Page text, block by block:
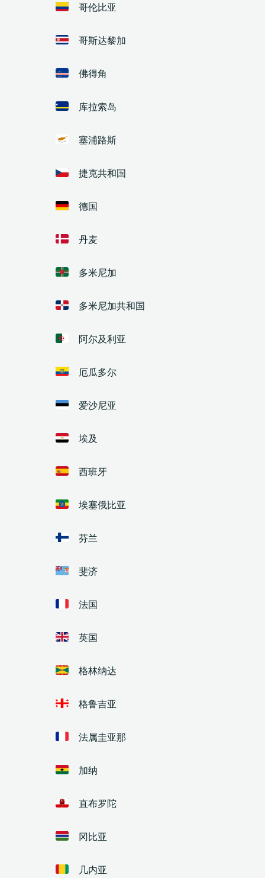
哥伦比亚
哥斯达黎加
佛得角
库拉索岛
塞浦路斯
捷克共和国
德国
丹麦
多米尼加
多米尼加共和国
阿尔及利亚
厄瓜多尔
爱沙尼亚
埃及
西班牙
埃塞俄比亚
芬兰
斐济
法国
英国
格林纳达
格鲁吉亚
法属圭亚那
加纳
直布罗陀
冈比亚
几内亚